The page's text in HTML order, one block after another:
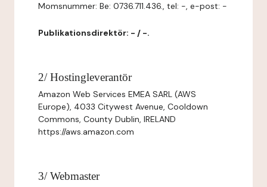
Momsnummer: Be: 0736.711.436., tel: -, e-post: -
Publikationsdirektör: - / -.
2/ Hostingleverantör
Amazon Web Services EMEA SARL (AWS
Europe), 4033 Citywest Avenue, Cooldown
Commons, County Dublin, IRELAND
https://aws.amazon.com
3/ Webmaster